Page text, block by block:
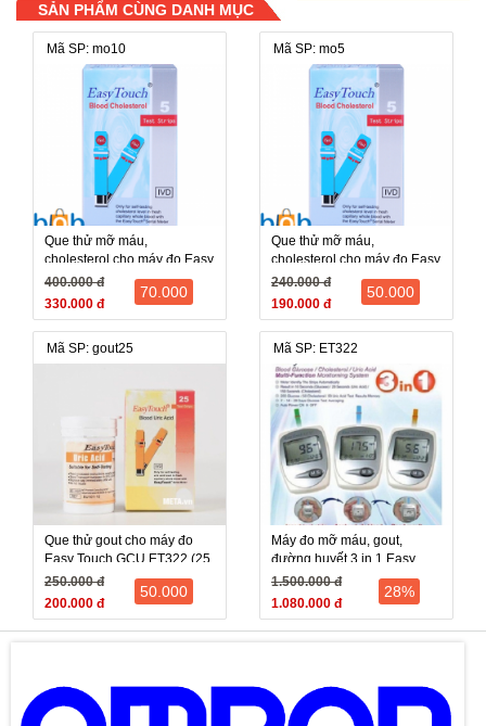
SẢN PHẨM CÙNG DANH MỤC
Mã SP: mo10
Que thử mỡ máu,
cholesterol cho máy đo Easy
Touch GCU ET322 (10 que)
400.000 đ
330.000 đ
70.000
Mã SP: mo5
Que thử mỡ máu,
cholesterol cho máy đo Easy
Touch GCU ET322 (5 que)
240.000 đ
190.000 đ
50.000
Mã SP: gout25
Que thử gout cho máy đo
Easy Touch GCU ET322 (25
que)
250.000 đ
200.000 đ
50.000
Mã SP: ET322
Máy đo mỡ máu, gout,
đường huyết 3 in 1 Easy
Touch ET322
1.500.000 đ
1.080.000 đ
28%